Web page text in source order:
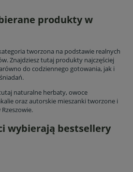
produkty w
tworzona na podstawie realnych
Znajdziesz tutaj produkty najczęściej
do codziennego gotowania, jak i
naturalne herbaty, owoce
oraz autorskie mieszanki tworzone i
wybierają bestsellery